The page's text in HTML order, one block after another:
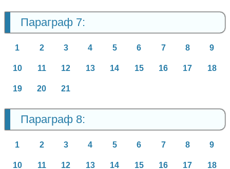
Параграф 7:
1 2 3 4 5 6 7 8 9
10 11 12 13 14 15 16 17 18
19 20 21
Параграф 8:
1 2 3 4 5 6 7 8 9
10 11 12 13 14 15 16 17 18